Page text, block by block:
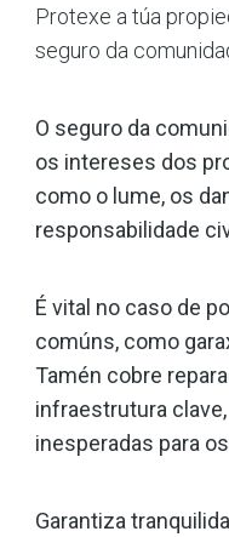
Protexe a túa
seguro da
O seguro da
os intereses dos
como o lume, os
responsabilidade
É vital no caso de
comúns, como
Tamén cobre
infraestrutura
inesperadas para
Garantiza